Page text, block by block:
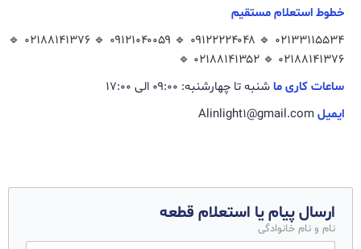
خطوط استعلام مستقیم
🔹 ۰۲۱۸۸۱۴۱۳۷۶🔹 ۰۹۱۲۱۰۴۰۰۵۹ 🔹 ۰۹۱۲۲۲۲۴۰۴۸ 🔹 ۰۲۱۳۳۱۱۵۵۳۴
🔹 ۰۲۱۸۸۱۴۱۳۵۲ 🔹 ۰۲۱۸۸۱۴۱۳۷۶
ساعات کاری ماشنبه تا چهارشنبه: ۰۹:۰۰ الی ۱۷:۰۰
ایمیلAlinlight1@gmail.com
ارسال پیام یا استعلام قطعه
نام و نام خانوادگی